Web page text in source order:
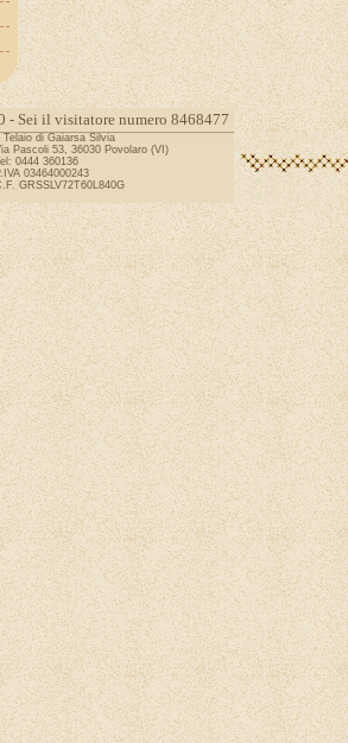
- Sei il visitatore numero 8468477
Il Telaio di Gaiarsa Silvia
Pascoli 53, 36030 Povolaro (VI)
0444 360136
03464000243
GRSSLV72T60L840G